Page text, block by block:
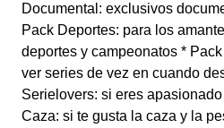
Documental: exclusivos
Pack Deportes: para los
deportes y campeonatos *
ver series de vez en cuando
Serielovers: si eres
Caza: si te gusta la caza y la